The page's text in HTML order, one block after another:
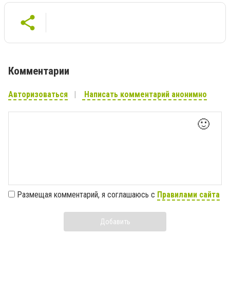
Комментарии
Авторизоваться Написать комментарий анонимно
🙂
Размещая комментарий, я соглашаюсь с Правилами сайта
Добавить